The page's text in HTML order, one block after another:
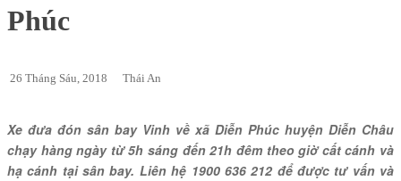
Phúc
26 Tháng Sáu, 2018 Thái An
Xe đưa đón sân bay Vinh về xã Diễn Phúc huyện Diễn Châu
chạy hàng ngày từ 5h sáng đến 21h đêm theo giờ cất cánh và
hạ cánh tại sân bay. Liên hệ 1900 636 212 để được tư vấn và